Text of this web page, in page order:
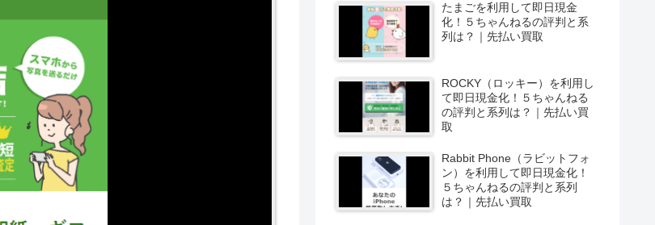
たまごを利用して即日現金
化！５ちゃんねるの評判と系
列は？｜先払い買取
ROCKY（ロッキー）を利用し
て即日現金化！５ちゃんねる
の評判と系列は？｜先払い買
取
Rabbit Phone（ラビットフォ
ン）を利用して即日現金化！
５ちゃんねるの評判と系列
は？｜先払い買取